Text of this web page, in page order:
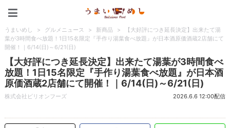
うまいめし > グルメニュース > 新商品 >
【大好評につき延長決定】出来たて湯
葉が3時間食べ放題！1日15名限定『手作り湯葉食べ放題』が日本酒原価酒蔵2店舗にて
開催！｜6/14(日)～6/21(日)
【大好評につき延長決定】出来たて湯葉が3時間食べ
放題！1日15名限定『手作り湯葉食べ放題』が日本酒
原価酒蔵2店舗にて開催！｜6/14(日)～6/21(日)
株式会社ビリオンフーズ 2026.6.6 12:00配信